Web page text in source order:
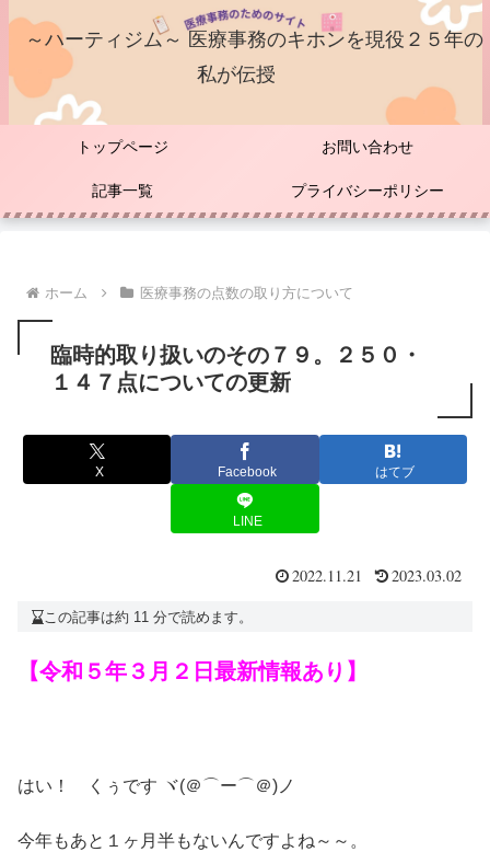
～ハーティジム～ 医療事務のキホンを現役２５年の
私が伝授
トップページ お問い合わせ
記事一覧 プライバシーポリシー
ホーム 医療事務の点数の取り方について
臨時的取り扱いのその７９。２５０・
１４７点についての更新
X Facebook はてブ
LINE
2022.11.21 2023.03.02
この記事は約 11 分で読めます。
【令和５年３月２日最新情報あり】
はい！ くぅです ヾ(＠⌒ー⌒＠)ノ
今年もあと１ヶ月半もないんですよね～～。